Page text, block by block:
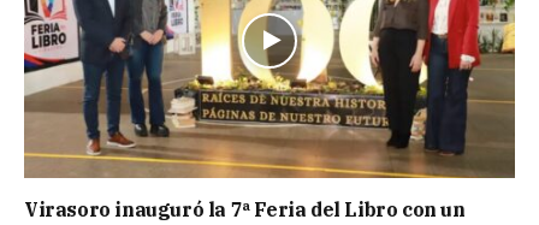
Virasoro inauguró la 7ª Feria del Libro con un